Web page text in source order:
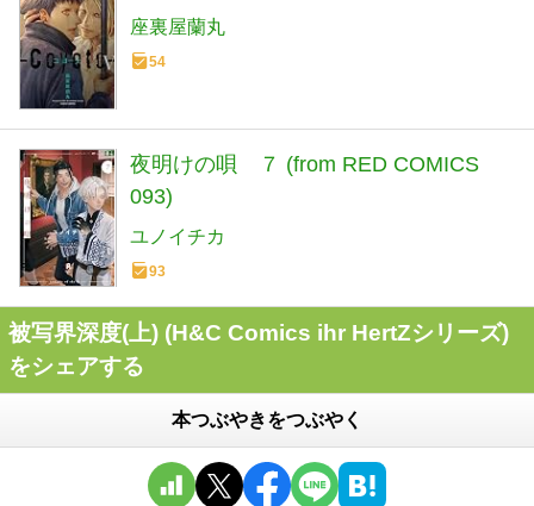
座裏屋蘭丸
54
夜明けの唄 ７ (from RED COMICS
093)
ユノイチカ
93
被写界深度(上) (H&C Comics ihr HertZシリーズ)
をシェアする
本つぶやきをつぶやく